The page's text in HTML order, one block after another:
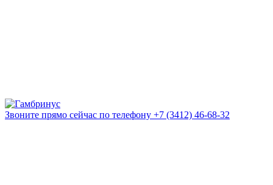
Звоните прямо сейчас по телефону +7 (3412) 46-68-32